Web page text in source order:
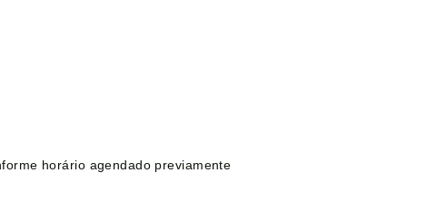
horário agendado previamente